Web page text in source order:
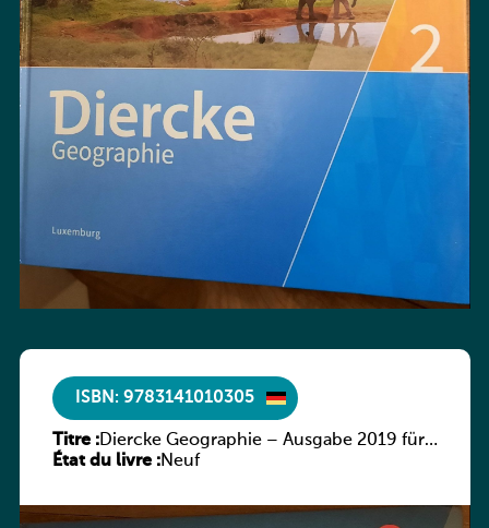
ISBN: 9783141010305
Titre :Diercke Geographie – Ausgabe 2019 für
Luxemburg Schülerband 3
État du livre :Neuf